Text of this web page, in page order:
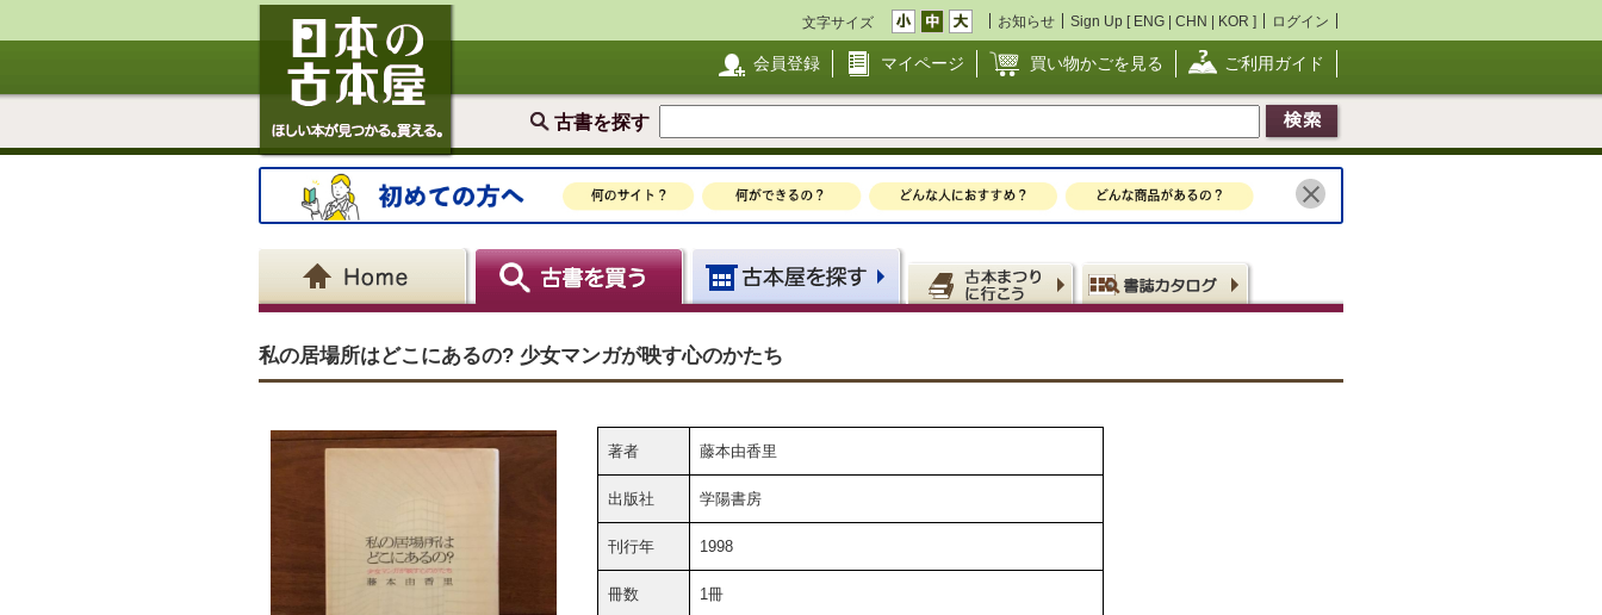
文字サイズ お知らせ Sign Up [ ENG | CHN | KOR ] ログイン
会員登録 マイページ 買い物かごを見る ご利用ガイド
古書を探す
私の居場所はどこにあるの? 少女マンガが映す心のかたち
著者 藤本由香里
出版社 学陽書房
刊行年 1998
冊数 1冊